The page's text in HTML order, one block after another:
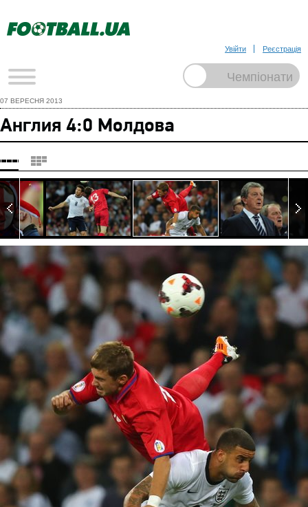
Увійти Реєстрація
07 ВЕРЕСНЯ 2013
Англия 4:0 Молдова